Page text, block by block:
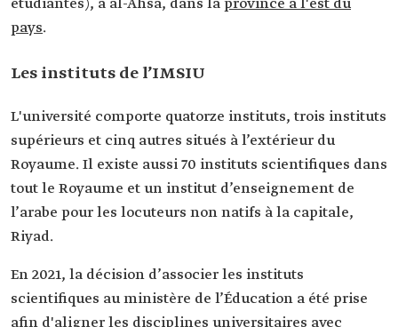
étudiantes), à al-Ahsa, dans laprovince à l'est du
pays.
Les instituts de l’IMSIU
L'université comporte quatorze instituts, trois instituts
supérieurs et cinq autres situés à l’extérieur du
Royaume. Il existe aussi 70 instituts scientifiques dans
tout le Royaume et un institut d’enseignement de
l’arabe pour les locuteurs non natifs à la capitale,
Riyad.
En 2021, la décision d’associer les instituts
scientifiques au ministère de l’Éducation a été prise
afin d'aligner les disciplines universitaires avec